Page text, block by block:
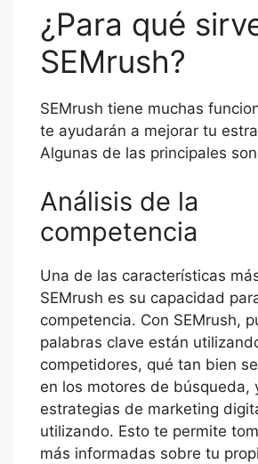
¿Para qué
SEMrush?
SEMrush tiene muchas
te ayudarán a mejorar tu
Algunas de las principales
Análisis de la
competencia
Una de las características
SEMrush es su capacidad
competencia. Con SEMrush,
palabras clave están
competidores, qué tan bien
en los motores de búsqueda,
estrategias de marketing
utilizando. Esto te permite
más informadas sobre tu